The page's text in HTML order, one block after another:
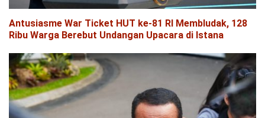
Antusiasme War Ticket HUT ke-81 RI Membludak, 128
Ribu Warga Berebut Undangan Upacara di Istana